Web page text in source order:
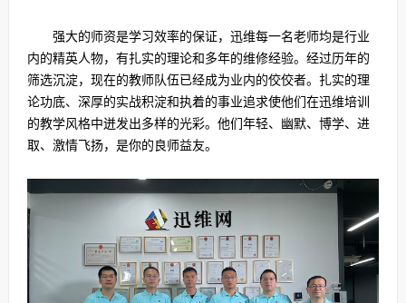
强大的师资是学习效率的保证，迅维每一名老师均是行业
内的精英人物，有扎实的理论和多年的维修经验。经过历年的
筛选沉淀，现在的教师队伍已经成为业内的佼佼者。扎实的理
论功底、深厚的实战积淀和执着的事业追求使他们在迅维培训
的教学风格中迸发出多样的光彩。他们年轻、幽默、博学、进
取、激情飞扬，是你的良师益友。